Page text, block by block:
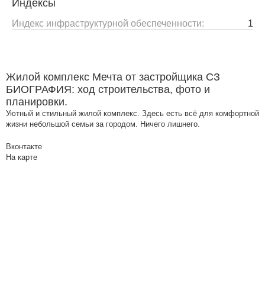
Индексы
Индекс инфраструктурной обеспеченности: 1
Жилой комплекс Мечта от застройщика СЗ
БИОГРАФИЯ: ход строительства, фото и
планировки.
Уютный и стильный жилой комплекс. Здесь есть всё для комфортной
жизни небольшой семьи за городом. Ничего лишнего.
Вконтакте
На карте